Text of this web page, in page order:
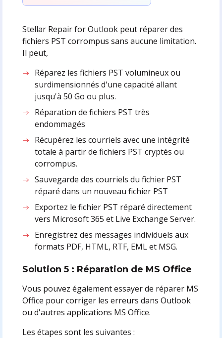
Stellar Repair for Outlook peut réparer des
fichiers PST corrompus sans aucune limitation.
Il peut,
Réparez les fichiers PST volumineux ou
surdimensionnés d'une capacité allant
jusqu'à 50 Go ou plus.
Réparation de fichiers PST très
endommagés
Récupérez les courriels avec une intégrité
totale à partir de fichiers PST cryptés ou
corrompus.
Sauvegarde des courriels du fichier PST
réparé dans un nouveau fichier PST
Exportez le fichier PST réparé directement
vers Microsoft 365 et Live Exchange Server.
Enregistrez des messages individuels aux
formats PDF, HTML, RTF, EML et MSG.
Solution 5 : Réparation de MS Office
Vous pouvez également essayer de réparer MS
Office pour corriger les erreurs dans Outlook
ou d'autres applications MS Office.
Les étapes sont les suivantes :